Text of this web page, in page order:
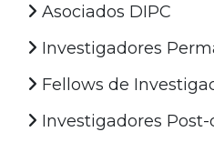
Asociados DIPC
Investigadores
Fellows de
Investigadores